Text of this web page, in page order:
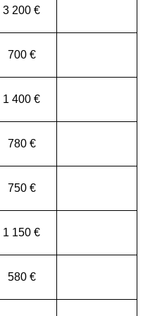
3 200 €
700 €
1 400 €
780 €
750 €
1 150 €
580 €